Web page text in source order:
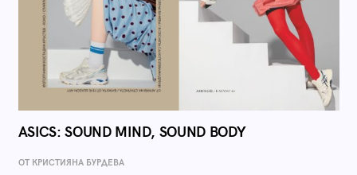
ASICS: SOUND MIND, SOUND BODY
ОТ КРИСТИЯНА БУРДЕВА